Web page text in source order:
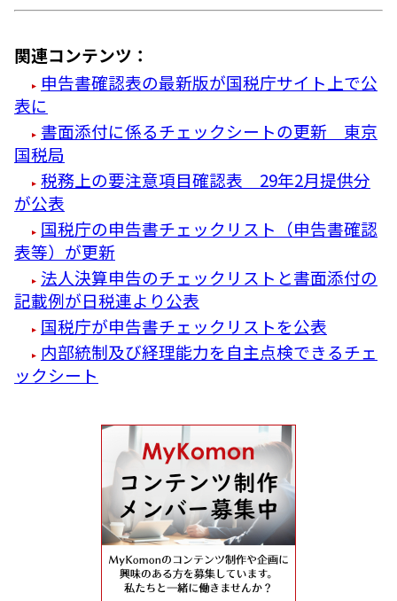
関連コンテンツ：
申告書確認表の最新版が国税庁サイト上で公
表に
書面添付に係るチェックシートの更新 東京
国税局
税務上の要注意項目確認表 29年2月提供分
が公表
国税庁の申告書チェックリスト（申告書確認
表等）が更新
法人決算申告のチェックリストと書面添付の
記載例が日税連より公表
国税庁が申告書チェックリストを公表
内部統制及び経理能力を自主点検できるチェ
ックシート